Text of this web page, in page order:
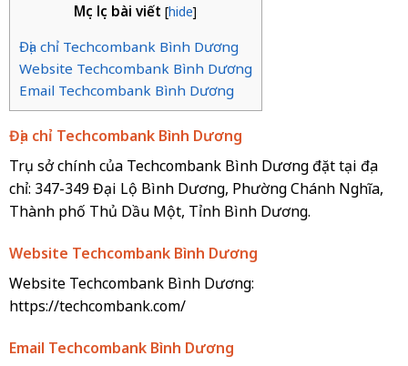
Mục lục bài viết [hide]
Địa chỉ Techcombank Bình Dương
Website Techcombank Bình Dương
Email Techcombank Bình Dương
Địa chỉ Techcombank Bình Dương
Trụ sở chính của Techcombank Bình Dương đặt tại địa
chỉ: 347-349 Đại Lộ Bình Dương, Phường Chánh Nghĩa,
Thành phố Thủ Dầu Một, Tỉnh Bình Dương.
Website Techcombank Bình Dương
Website Techcombank Bình Dương:
https://techcombank.com/
Email Techcombank Bình Dương